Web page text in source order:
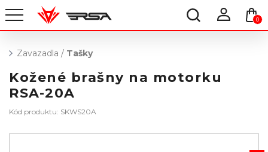
0
Zavazadla / Tašky
Kožené brašny na motorku
RSA-20A
Kód produktu: SKWS20A